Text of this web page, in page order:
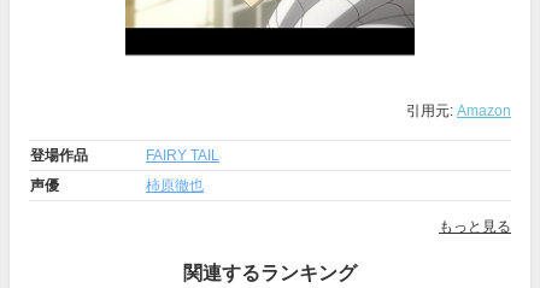
引用元: Amazon
登場作品
FAIRY TAIL
声優
柿原徹也
もっと見る
関連するランキング